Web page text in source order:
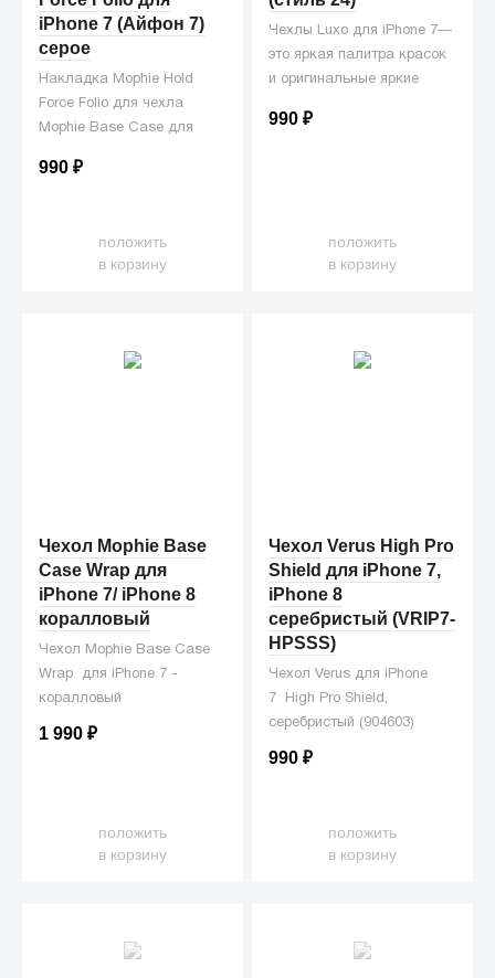
iPhone 7 (Айфон 7)
серое
Накладка Mophie Hold
Force Folio для чехла
Mophie Base Case для
990₽
положить
в корзину
Чехлы Luxo для iPhone 7—
это яркая палитра красок
и оригинальные яркие
вас и окружающих!
990₽
положить
в корзину
Чехол Mophie Base
Case Wrap для
iPhone 7/ iPhone 8
коралловый
Чехол Mophie Base Case
Wrap для iPhone 7 -
коралловый
1 990₽
положить
в корзину
Чехол Verus High Pro
Shield для iPhone 7,
iPhone 8
серебристый (VRIP7-
HPSSS)
Чехол Verus для iPhone
7 High Pro Shield,
серебристый (904603)
990₽
положить
в корзину